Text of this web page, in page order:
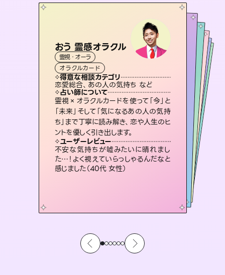
おう 霊感オラクル
霊視・オーラ
オラクルカード
得意な相談カテゴリ
恋愛総合、あの人の気持ち など
占い師について
霊視×オラクルカードを使って「今」と
「未来」そして「気になるあの人の気持
ち」まで丁寧に読み解き、恋や人生のヒ
ントを優しく引き出します。
ユーザーレビュー
不安な気持ちが嘘みたいに晴れまし
た…！よく視えていらっしゃるんだなと
感じました（40代 女性）
アイリス -iris-
西洋占星術
ルーン
得意な相談カテゴリ
恋愛総合、片想い、二人の未来 など
占い師について
復縁、恋愛、不倫の行方、同性愛や片
思い、仕事関係や借金問題まで知りた
いことや心の負担になっていることを
紐解き、背中をそっと押して導きます。
ユーザーレビュー
安心感のあり、言い切ってくれる所や濁
さない鑑定のおかげで、毎回自分の気
持ちを整えられます（30代 男性）
彗望
霊視・オーラ
スピリチュアル・リーディング
得意な相談カテゴリ
片想い、あの人の気持ち、復縁 など
占い師について
3,700年以上の歴史を持つ東洋最古の
占術「易占」で詳細まで占い、幸せへ向
かう道筋を示します。厳しい結果にも具
体的な対策をお伝えします。
ユーザーレビュー
複雑な背景もしっかり聞いて鑑定して
いただけました。気持ちが楽になりまし
た（50代 女性）
とうげんみう
霊視・オーラ
スピリチュアル・リーディング
得意な相談カテゴリ
片想い、あの人の気持ち、復縁 など
占い師について
恋愛のお悩みの中でも特に「曖昧な関係」の相談を得意としており、友達以上恋人未満なお相手との今後や本音を丁寧に読み解き恋愛成就へと導きます。
ユーザーレビュー
鑑定していただいてアドバイス通りに行
動すると仲が復活してきました。ありが
とうございました（40代 女性）
未来視師＊花
スピリチュアル・リーディング
得意な相談カテゴリ
出逢い、片想い、復縁 など
占い師について
未来には何パターンもの選択肢があり
ます。不安で視えにくくなっているあな
たの素敵な未来を見つけ、その未来を
選択できるようアドバイスします。
ユーザーレビュー
職場の人の性質や人間関係、本心など
本当によく視えていてびっくり。対策が
打てて前向きになれます（40代）
霊視・オーラ タロット
スピリチュアル・リーディング
得意な相談カテゴリ
片想い、二人の未来、年の差 など
占い師について
連絡再開、復縁、成就などの報告実績
多数。セラピストとして2万超の施術経
験があるからこそできる鑑定で、より良
い未来をサポートします。
ユーザーレビュー
とても心温まる鑑定でした。しかもこち
らは何も言っていないのに視えていらっ
しゃるんだなと驚きです（30代女性）